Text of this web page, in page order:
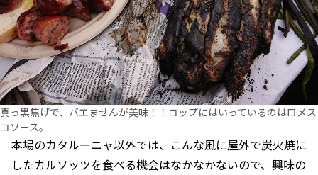
真っ黒焦げで、バエませんが美味！！コップにはいっているのはロメス
コソース。
本場のカタルーニャ以外では、こんな風に屋外で炭火焼に
したカルソッツを食べる機会はなかなかないので、興味の